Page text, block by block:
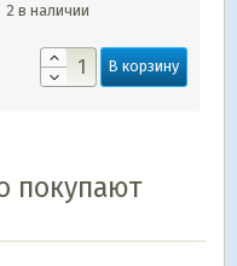
2 в наличии
В корзину
покупают